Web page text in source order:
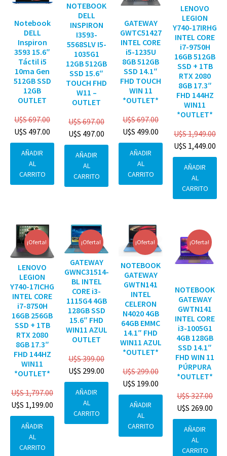
Notebook
DELL
Inspiron
3593 15.6″
Táctil i5
10ma Gen
512GB SSD
12GB
OUTLET
U$S697.00
U$S 497.00
AÑADIR
AL
CARRITO
NOTEBOOK
DELL
INSPIRON
I3593-
5568SLV I5-
1035G1
12GB 512GB
SSD 15.6″
TOUCH FHD
W11 –
OUTLET
U$S697.00
U$S 497.00
AÑADIR
AL
CARRITO
GATEWAY
GWTC51427
INTEL CORE
i5-1235U
8GB 512GB
SSD 14.1″
FHD TOUCH
WIN 11
*OUTLET*
U$S697.00
U$S 499.00
AÑADIR
AL
CARRITO
LENOVO
LEGION
Y740-17IRHG
INTEL CORE
i7-9750H
16GB 512GB
SSD + 1TB
RTX 2080
8GB 17.3″
FHD 144HZ
WIN11
*OUTLET*
U$S1,949.00
U$S 1,449.00
AÑADIR
AL
CARRITO
¡Oferta!
LENOVO
LEGION
Y740-17ICHG
INTEL CORE
i7-8750H
16GB 256GB
SSD + 1TB
RTX 2080
8GB 17.3″
FHD 144HZ
WIN11
*OUTLET*
U$S1,797.00
U$S 1,199.00
AÑADIR
AL
CARRITO
¡Oferta!
GATEWAY
GWNC31514-
BL INTEL
CORE i3-
1115G4 4GB
128GB SSD
15.6″ FHD
WIN11 AZUL
OUTLET
U$S399.00
U$S 299.00
AÑADIR
AL
CARRITO
¡Oferta!
NOTEBOOK
GATEWAY
GWTN141
INTEL
CELERON
N4020 4GB
64GB EMMC
14.1″ FHD
WIN11 AZUL
*OUTLET*
U$S299.00
U$S 199.00
AÑADIR
AL
CARRITO
¡Oferta!
NOTEBOOK
GATEWAY
GWTN141
INTEL CORE
i3-1005G1
4GB 128GB
SSD 14.1″
FHD WIN 11
PÚRPURA
*OUTLET*
U$S327.00
U$S 269.00
AÑADIR
AL
CARRITO